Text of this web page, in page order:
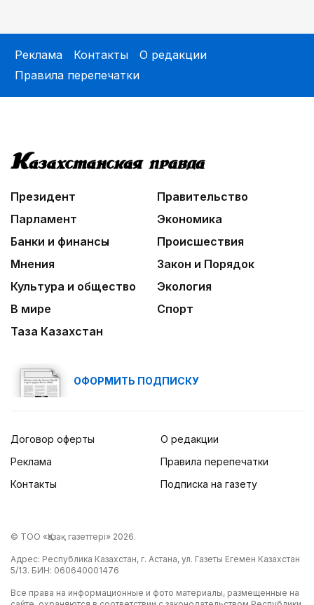
Реклама Контакты
О редакции
Правила перепечатки
Президент
Правительство
Парламент
Экономика
Банки и финансы
Происшествия
Мнения
Закон и Порядок
Культура и общество
Экология
В мире
Спорт
Таза Казахстан
ОФОРМИТЬ ПОДПИСКУ
Договор оферты
Реклама
Контакты
О редакции
Правила перепечатки
Подписка на газету
© ТОО «Қазақ газеттері» 2026.
Адрес: Республика Казахстан, г. Астана, ул. Газеты Егемен Казахстан
5/13. БИН: 060640001476
Все права на информационные и фото материалы, размещенные на